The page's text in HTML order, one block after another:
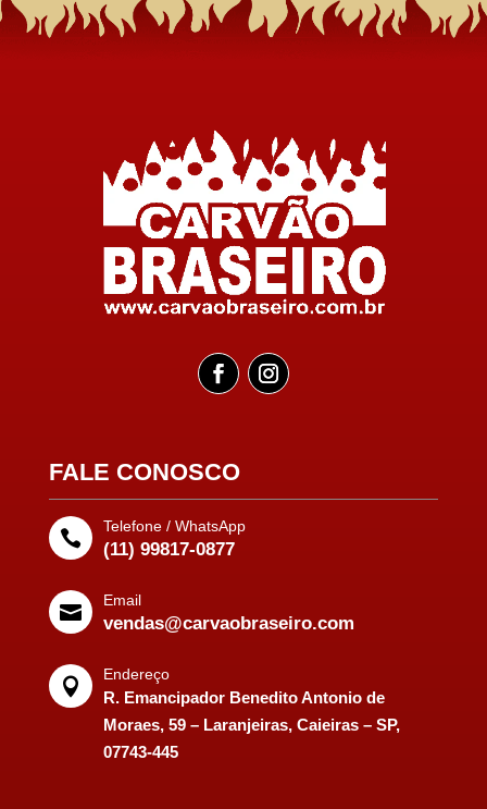
FALE CONOSCO

Telefone / WhatsApp
(11) 99817-0877

Email
vendas@carvaobraseiro.com

Endereço
R. Emancipador Benedito Antonio de
Moraes, 59 – Laranjeiras, Caieiras – SP,
07743-445